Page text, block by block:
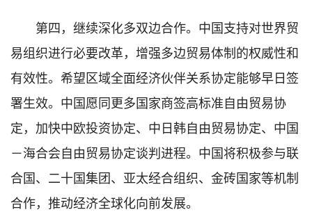
第四，继续深化多双边合作。中国支持对世界贸
易组织进行必要改革，增强多边贸易体制的权威性和
有效性。希望区域全面经济伙伴关系协定能够早日签
署生效。中国愿同更多国家商签高标准自由贸易协
定，加快中欧投资协定、中日韩自由贸易协定、中国
－海合会自由贸易协定谈判进程。中国将积极参与联
合国、二十国集团、亚太经合组织、金砖国家等机制
合作，推动经济全球化向前发展。